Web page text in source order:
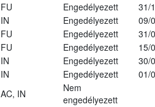
FU Engedélyezett
31/
IN Engedélyezett
09/
FU Engedélyezett
31/
FU Engedélyezett
15/
IN Engedélyezett
30/
IN Engedélyezett
01/
AC, IN
Nem
engedélyezett